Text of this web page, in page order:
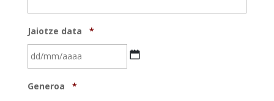
Jaiotze data *
barra
Generoa *